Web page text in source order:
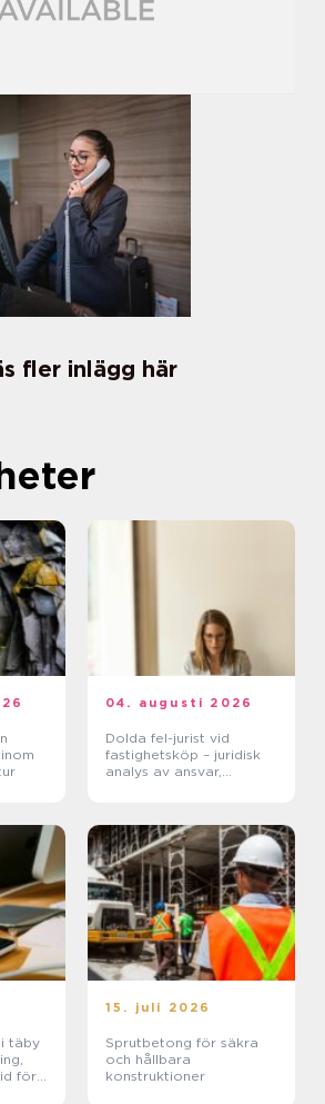
fler inlägg här
04. augusti 2026
Dolda fel-jurist vid
fastighetsköp – juridisk
analys av ansvar,
i täby
för
15. juli 2026
Sprutbetong för säkra
och hållbara
konstruktioner